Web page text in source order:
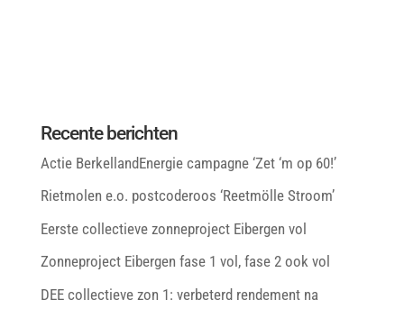
Recente berichten
Actie BerkellandEnergie campagne ‘Zet ‘m op 60!’
Rietmolen e.o. postcoderoos ‘Reetmölle Stroom’
Eerste collectieve zonneproject Eibergen vol
Zonneproject Eibergen fase 1 vol, fase 2 ook vol
DEE collectieve zon 1: verbeterd rendement na